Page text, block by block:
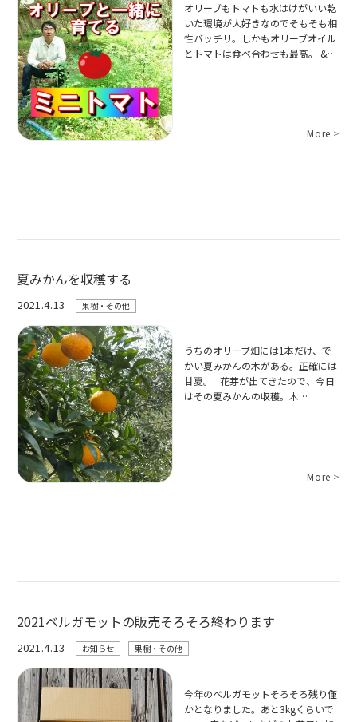
オリーブもトマトも水はけがいい乾
いた環境が大好きなのでそもそも相
性バッチリ。しかもオリーブオイル
とトマトは食べ合わせも最高。 &…
More >
夏みかんを収穫する
2021.4.13 果樹・その他
うちのオリーブ畑には1本だけ、で
かい夏みかんの木がある。正確には
甘夏。 花芽が出てきたので、今日
はその夏みかんの収穫。木…
More >
2021ベルガモットの販売そろそろ終わります
2021.4.13 お知らせ 果樹・その他
今年のベルガモットそろそろ残り僅
かとなりました。あと3kgくらいで